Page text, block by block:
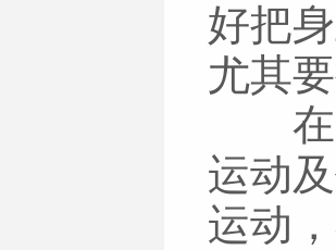
好把
尤其
在野
运动
运动